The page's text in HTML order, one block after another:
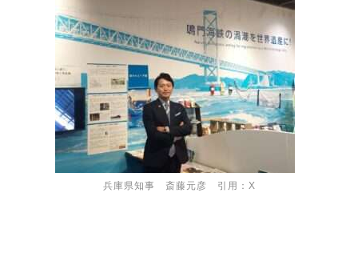
兵庫県知事 斎藤元彦 引用：X